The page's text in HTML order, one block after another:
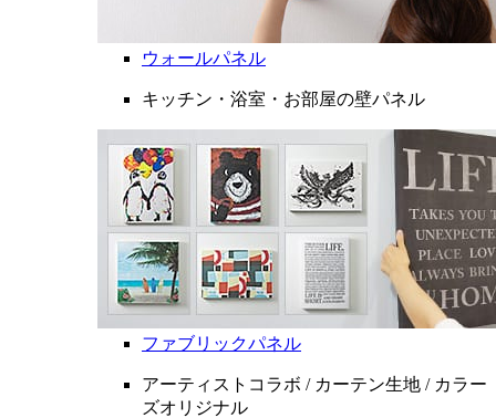
ウォールパネル
キッチン・浴室・お部屋の壁パネル
ファブリックパネル
アーティストコラボ / カーテン生地 / カラー
ズオリジナル